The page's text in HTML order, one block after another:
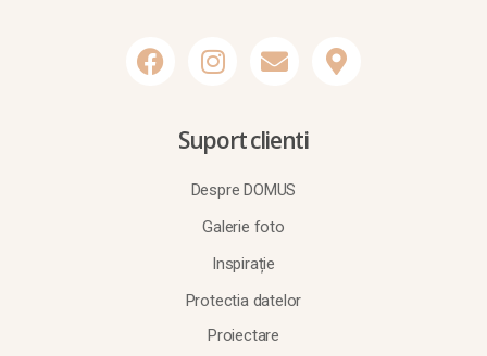
Suport clienti
Despre DOMUS
Galerie foto
Inspirație
Protectia datelor
Proiectare